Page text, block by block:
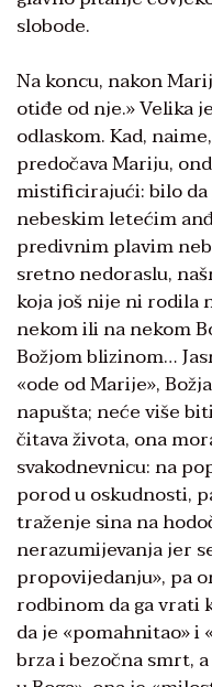
slobode.
Na koncu, nakon
otiđe od nje.» Velika
odlaskom. Kad,
predočava Mariju,
mistificirajući: bilo
nebeskim letećim
predivnim plavim
sretno nedoraslu,
koja još nije ni rodila
nekom ili na nekom
Božjom blizinom…
«ode od Marije»,
napušta; neće više
čitava života, ona
svakodnevnicu: na
porod u oskudnosti,
traženje sina na
nerazumijevanja jer
propovijedanju», pa
rodbinom da ga vrati
da je «pomahnitao» i
brza i bezočna smrt,